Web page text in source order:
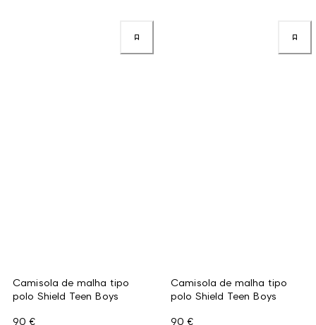
Camisola de malha tipo
polo Shield Teen Boys
90 €
Camisola de malha tipo
polo Shield Teen Boys
90 €